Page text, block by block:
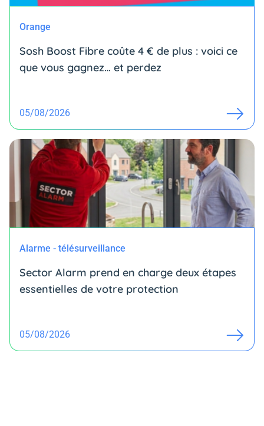
Orange
Sosh Boost Fibre coûte 4 € de plus : voici ce
que vous gagnez… et perdez
05/08/2026
Alarme - télésurveillance
Sector Alarm prend en charge deux étapes
essentielles de votre protection
05/08/2026